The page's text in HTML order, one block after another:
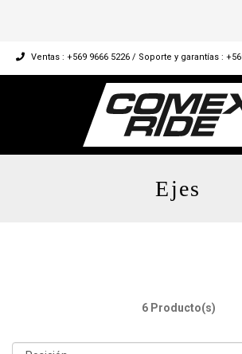
Ventas : +569 9666 5226 / Soporte y garantías :
Ejes
6 Producto(s)